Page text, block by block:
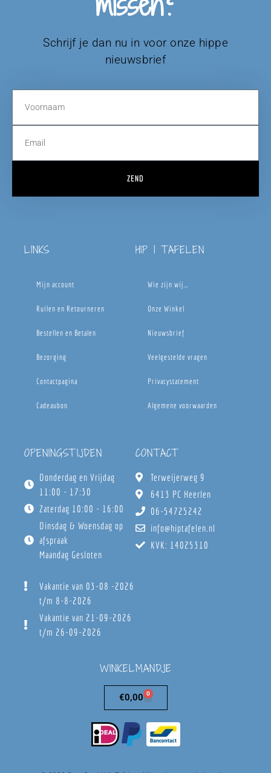
Schrijf je dan nu in voor onze hippe
nieuwsbrief
ZEND
LINKS
Mijn account
Ruilen en Retourneren
Bestellen en Betalen
Bezorging
Contactpagina
Cadeaubon
HIP | TAFELEN
Wie zijn wij…
Onze Winkel
Nieuwsbrief
Veelgestelde vragen
Privacystatement
Algemene voorwaarden
OPENINGSTIJDEN
Donderdag en Vrijdag
11:00 - 17:30
Zaterdag 10:00 - 16:00
Dinsdag & Woensdag op
afspraak
Maandag Gesloten
Vakantie van 03-08 -2026
t/m 8-8-2026
Vakantie van 21-09-2026
t/m 26-09-2026
CONTACT
Terweijerweg 9
6413 PC Heerlen
06-54725242
info@hiptafelen.nl
KVK: 14025310
WINKELMANDJE
€0,00 0